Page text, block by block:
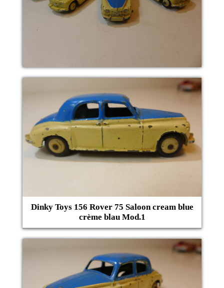
Dinky Toys 156 Rover 75 Saloon cream blue
crème blau Mod.1